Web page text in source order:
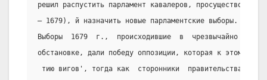
решил распустить парламент кавалеров,
– 1679), й назначить новые парламентские выборы.
Выборы  1679  г.,  происходившие  в  чрезвычайно
обстановке, дали победу оппозиции, которая к этому
тию вигов', тогда как  сторонники  правительства